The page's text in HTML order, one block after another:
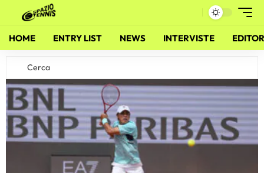
HOME ENTRY LIST NEWS INTERVISTE